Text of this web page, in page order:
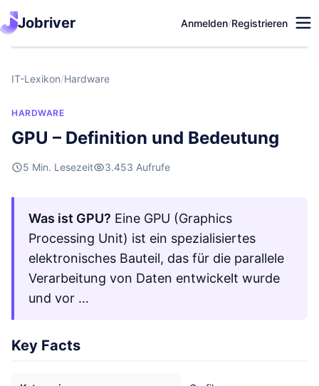
Jobriver Anmelden/Registrieren
IT-Lexikon/Hardware
HARDWARE
GPU – Definition und Bedeutung
5 Min. Lesezeit 3.453 Aufrufe
Was ist GPU? Eine GPU (Graphics
Processing Unit) ist ein spezialisiertes
elektronisches Bauteil, das für die parallele
Verarbeitung von Daten entwickelt wurde
und vor …
Key Facts